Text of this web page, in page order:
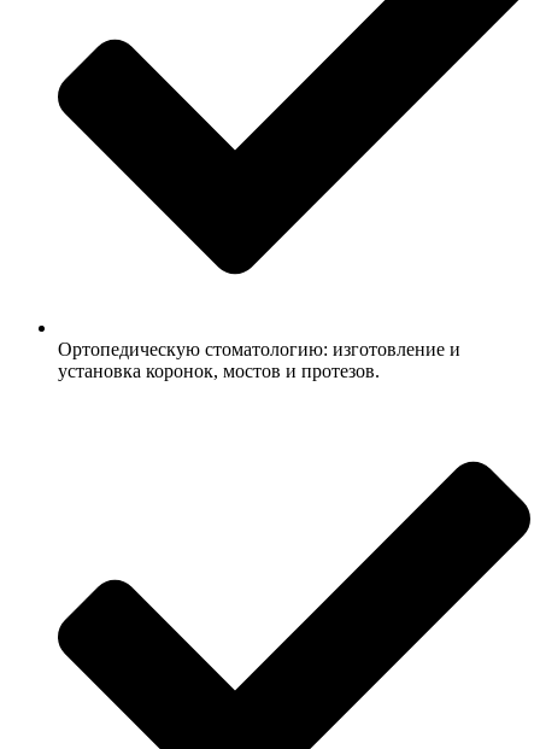
Ортопедическую стоматологию: изготовление и
установка коронок, мостов и протезов.